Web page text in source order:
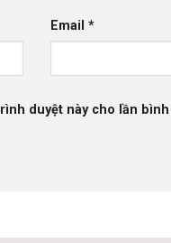
Email*
duyệt này cho lần